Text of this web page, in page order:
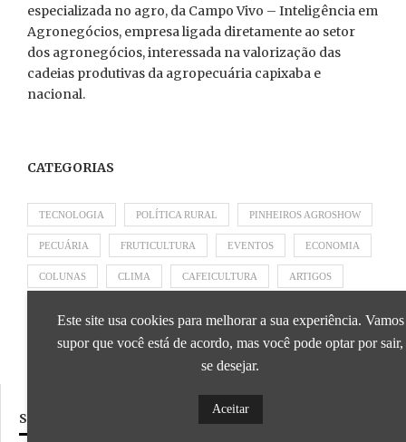
especializada no agro, da Campo Vivo – Inteligência em
Agronegócios, empresa ligada diretamente ao setor
dos agronegócios, interessada na valorização das
cadeias produtivas da agropecuária capixaba e
nacional.
CATEGORIAS
TECNOLOGIA POLÍTICA RURAL PINHEIROS AGROSHOW
PECUÁRIA FRUTICULTURA EVENTOS ECONOMIA
COLUNAS CLIMA CAFEICULTURA ARTIGOS
APRESENTADO POR BRAPEX
SIGA NOSSAS REDES SOCIAIS
Este site usa cookies para melhorar a sua experiência. Vamos
supor que você está de acordo, mas você pode optar por sair,
se desejar.
Aceitar